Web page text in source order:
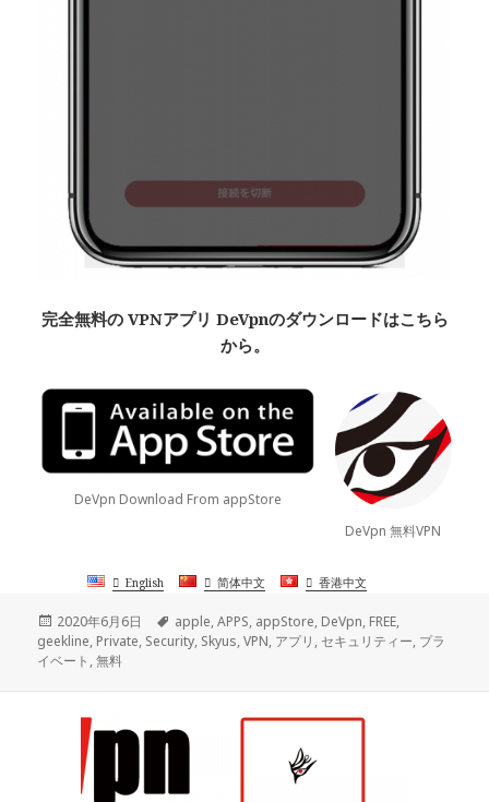
完全無料の VPNアプリ DeVpnのダウンロードはこちら
から。
DeVpn 無料VPN
DeVpn Download From appStore
投
稿
日:
2020年6月6日
タ
グ
apple,APPS, appStore, DeVpn, FREE,
geekline, Private, Security, Skyus,VPN, アプリ , セキュリティー, プラ
イベート ,無料
English 简体中文 香港中文